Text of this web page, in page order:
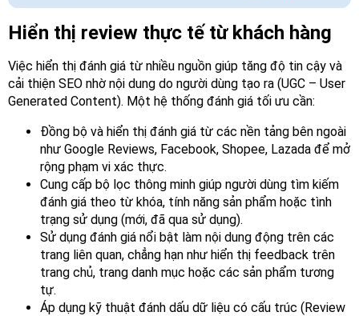
Hiển thị review thực tế từ khách hàng
Việc hiển thị đánh giá từ nhiều nguồn giúp tăng độ tin cậy và
cải thiện SEO nhờ nội dung do người dùng tạo ra (UGC – User
Generated Content). Một hệ thống đánh giá tối ưu cần:
Đồng bộ và hiển thị đánh giá từ các nền tảng bên ngoài
như Google Reviews, Facebook, Shopee, Lazada để mở
rộng phạm vi xác thực.
Cung cấp bộ lọc thông minh giúp người dùng tìm kiếm
đánh giá theo từ khóa, tính năng sản phẩm hoặc tình
trạng sử dụng (mới, đã qua sử dụng).
Sử dụng đánh giá nổi bật làm nội dung động trên các
trang liên quan, chẳng hạn như hiển thị feedback trên
trang chủ, trang danh mục hoặc các sản phẩm tương
tự.
Áp dụng kỹ thuật đánh dấu dữ liệu có cấu trúc (Review